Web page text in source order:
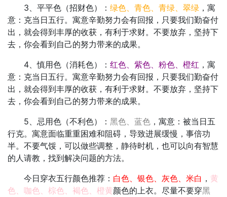
3、平平色（招财色）： 绿色、青色、青绿、翠绿 ，寓
意：克当日五行。寓意辛勤努力会有回报，只要我们勤奋付
出，就会得到丰厚的收获，有利于求财。不要放弃，坚持下
去，你会看到自己的努力带来的成果。
4、慎用色（消耗色）： 红色、紫色、粉色、橙红 ，寓
意：克当日五行。寓意辛勤努力会有回报，只要我们勤奋付
出，就会得到丰厚的收获，有利于求财。不要放弃，坚持下
去，你会看到自己的努力带来的成果。
5、忌用色（不利色）： 黑色、蓝色 ，寓意：被当日五
行克。寓意面临重重困难和阻碍，导致进展缓慢，事倍功
半。不要气馁，可以做些调整，静待时机，也可以向有智慧
的人请教，找到解决问题的方法。
今日穿衣五行颜色推荐： 白色、银色、灰色、米白 ， 黄
色、咖色、棕色、褐色、橙黄颜色的上衣。尽量不要穿黑